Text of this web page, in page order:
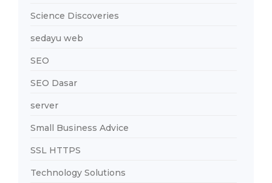
Science Discoveries
sedayu web
SEO
SEO Dasar
server
Small Business Advice
SSL HTTPS
Technology Solutions